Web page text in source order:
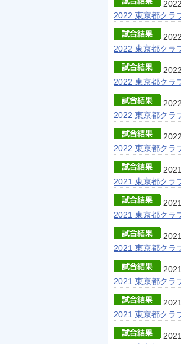
2022 東京都クラ
2022 東京都クラ
2022 東京都クラ
2022 東京都クラ
2022 東京都クラ
2021 東京都クラ
2021 東京都クラ
2021 東京都クラ
2021 東京都クラ
2021 東京都クラ